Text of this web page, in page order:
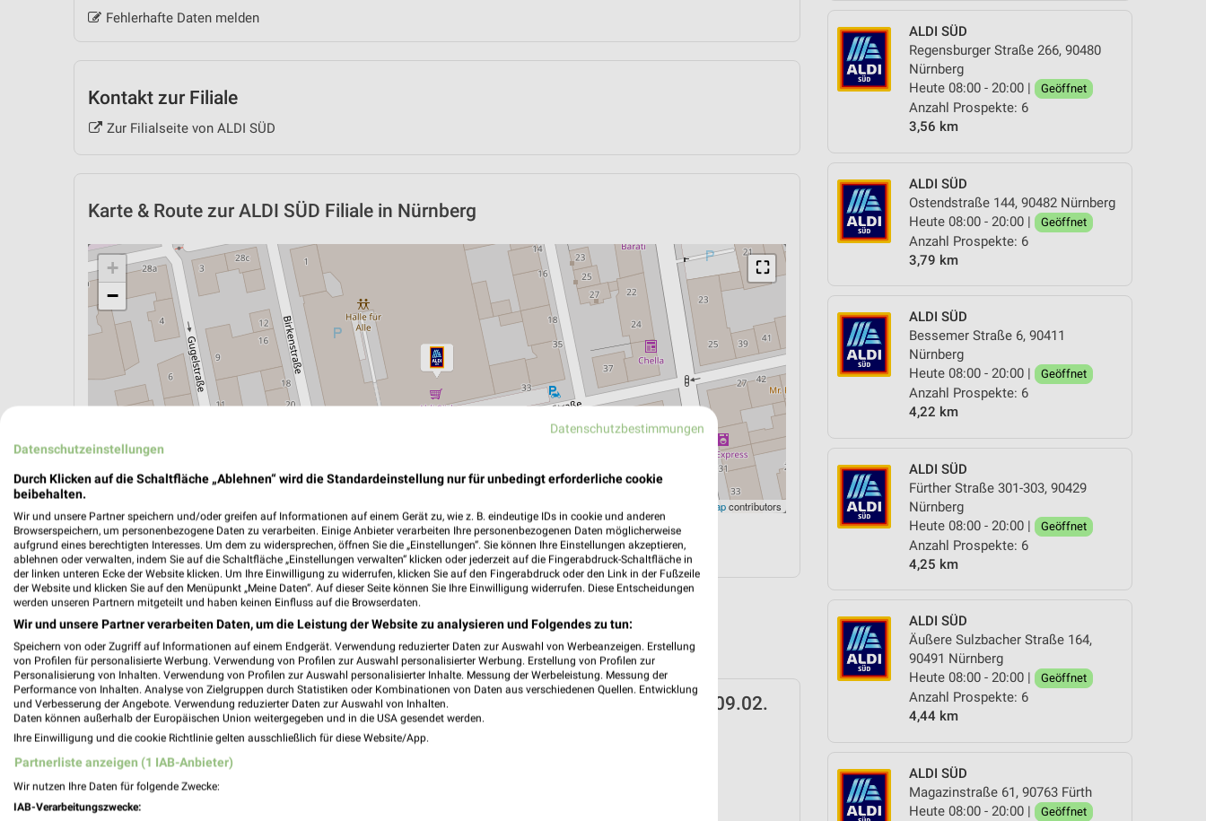
ALDI SÜD
Regensburger Straße 266, 90480
Nürnberg
Heute 08:00 - 20:00 |
Geöffnet
Anzahl Prospekte: 6
3,56 km
ALDI SÜD
Ostendstraße 144, 90482 Nürnberg
Heute 08:00 - 20:00 |
Geöffnet
Anzahl Prospekte: 6
3,79 km
ALDI SÜD
Bessemer Straße 6, 90411
Nürnberg
Heute 08:00 - 20:00 |
Geöffnet
Anzahl Prospekte: 6
4,22 km
ALDI SÜD
Fürther Straße 301-303, 90429
Nürnberg
Heute 08:00 - 20:00 |
Geöffnet
Anzahl Prospekte: 6
4,25 km
ALDI SÜD
Äußere Sulzbacher Straße 164,
90491 Nürnberg
Heute 08:00 - 20:00 |
Geöffnet
Anzahl Prospekte: 6
4,44 km
ALDI SÜD
Magazinstraße 61, 90763 Fürth
Heute 08:00 - 20:00 |
Geöffnet
Fehlerhafte Daten melden
Kontakt zur Filiale
Zur Filialseite von ALDI SÜD
Karte & Route zur ALDI SÜD Filiale in Nürnberg
⛶
+
−
OpenStreetMapcontributors
ÖPNV ANZEIGEN LADESÄULEN ANZEIGEN NAVIGATION MIT GOOGLE/IOS MAPS
Aktuelle Angebote in dieser Filiale
Letztes Prospektupdate: vor 7 Tagen
ALDI SÜD Prospekt für Nürnberg ab Mo. den 09.02.
ALDI Talk
Datenschutzbestimmungen
Datenschutzeinstellungen
Durch Klicken auf die Schaltfläche „Ablehnen“ wird die Standardeinstellung nur für unbedingt erforderliche cookie
beibehalten.
Wir und unsere Partner speichern und/oder greifen auf Informationen auf einem Gerät zu, wie z. B. eindeutige IDs in cookie und anderen
Browserspeichern, um personenbezogene Daten zu verarbeiten. Einige Anbieter verarbeiten Ihre personenbezogenen Daten möglicherweise
aufgrund eines berechtigten Interesses. Um dem zu widersprechen, öffnen Sie die „Einstellungen“. Sie können Ihre Einstellungen akzeptieren,
ablehnen oder verwalten, indem Sie auf die Schaltfläche „Einstellungen verwalten“ klicken oder jederzeit auf die Fingerabdruck-Schaltfläche in
der linken unteren Ecke der Website klicken. Um Ihre Einwilligung zu widerrufen, klicken Sie auf den Fingerabdruck oder den Link in der Fußzeile
der Website und klicken Sie auf den Menüpunkt „Meine Daten“. Auf dieser Seite können Sie Ihre Einwilligung widerrufen. Diese Entscheidungen
werden unseren Partnern mitgeteilt und haben keinen Einfluss auf die Browserdaten.
Wir und unsere Partner verarbeiten Daten, um die Leistung der Website zu analysieren und Folgendes zu tun:
Speichern von oder Zugriff auf Informationen auf einem Endgerät. Verwendung reduzierter Daten zur Auswahl von Werbeanzeigen. Erstellung
von Profilen für personalisierte Werbung. Verwendung von Profilen zur Auswahl personalisierter Werbung. Erstellung von Profilen zur
Personalisierung von Inhalten. Verwendung von Profilen zur Auswahl personalisierter Inhalte. Messung der Werbeleistung. Messung der
Performance von Inhalten. Analyse von Zielgruppen durch Statistiken oder Kombinationen von Daten aus verschiedenen Quellen. Entwicklung
und Verbesserung der Angebote. Verwendung reduzierter Daten zur Auswahl von Inhalten.
Daten können außerhalb der Europäischen Union weitergegeben und in die USA gesendet werden.
Ihre Einwilligung und die cookie Richtlinie gelten ausschließlich für diese Website/App.
Partnerliste anzeigen (1 IAB-Anbieter)
Wir nutzen Ihre Daten für folgende Zwecke:
IAB-Verarbeitungszwecke: